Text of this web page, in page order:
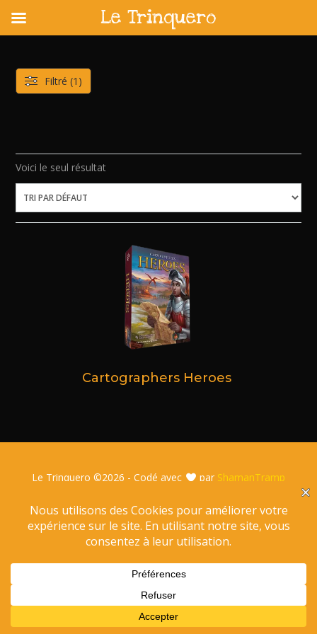
content
Voici le seul résultat
Cartographers Heroes
Filtré (1)
Le Trinquero ©2026 - Codé avec par ShamanTramp
Le Trinquero